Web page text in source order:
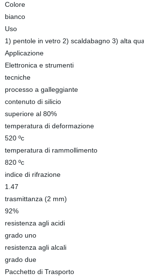
Colore
bianco
Uso
1) pentole in vetro 2) scaldabagno 3) alta
Applicazione
Elettronica e strumenti
tecniche
processo a galleggiante
contenuto di silicio
superiore al 80%
temperatura di deformazione
520 ºc
temperatura di rammollimento
820 ºc
indice di rifrazione
1.47
trasmittanza (2 mm)
92%
resistenza agli acidi
grado uno
resistenza agli alcali
grado due
Pacchetto di Trasporto